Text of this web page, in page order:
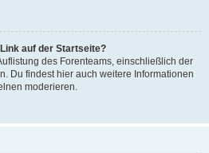
auf der Startseite?
des Forenteams, einschließlich der
Du findest hier auch weitere Informationen
moderieren.